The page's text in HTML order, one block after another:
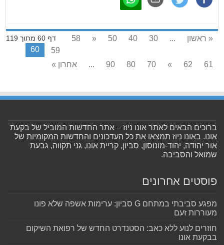
דף 60 מתוך 119 « ראשון ...
30
40
50
«
58
59
60
61
62
»
70
80
90
... אחרון »
ברוכים הבאים לאתר אונו ניוז – אתר החדשות המוביל של בקעת
אונו. באונו ניוז תמצאו את כל העדכונים והחדשות המקומיות של
אור יהודה, יהוד-מונוסון, סביון, קריית אונו, גני תקווה, גבעת
שמואל והסביבה.
פוסטים אחרונים
מפגע סביבתי במתחם G סביון: ערימות אשפה שלא פונו
מעוררות זעם
חוזרים לנוע ללא כאב: הסטנדרט החדש של רפואת השיקום
בבקעת אונו